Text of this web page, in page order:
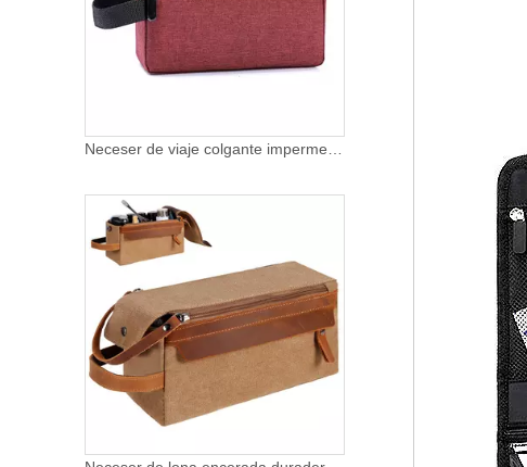
Neceser de viaje colgante impermeable al por mayor, Kit Dopp, organizador de afeitado, neceser para hombres, neceser de maquillaje